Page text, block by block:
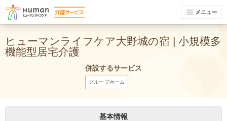
メニュー
ヒューマンライフケア大野城の宿 | 小規模多
機能型居宅介護
併設するサービス
グループホーム
基本情報